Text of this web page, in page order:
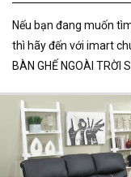
Nếu bạn đang muốn
thì hãy đến với imart
BÀN GHẾ NGOÀI TRỜI